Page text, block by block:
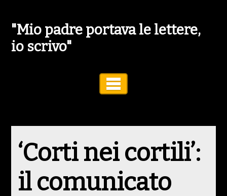
"Mio padre portava le lettere,
io scrivo"
‘Corti nei cortili’:
il comunicato